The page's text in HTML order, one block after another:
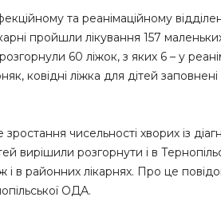
та реанімаційному
пройшли лікування 157
60 ліжок, з яких 6 – у
ковідні ліжка для дітей
чисельності хворих із
вирішили розгорнути і в
і в районних лікарнях. Про це
ОДА.